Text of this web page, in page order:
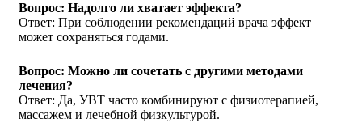
Вопрос: Надолго ли хватает эффекта?
Ответ: При соблюдении рекомендаций врача эффект
может сохраняться годами.
Вопрос: Можно ли сочетать с другими методами
лечения?
Ответ: Да, УВТ часто комбинируют с физиотерапией,
массажем и лечебной физкультурой.